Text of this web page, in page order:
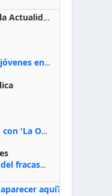
El Observador de la Actualidad
Papa León Xiv a los jóvenes en Asís, 6-8-2026: «De san Francisco aprendan la radicalidad evangélica: no los vuelve ciegos ni violentos, sino sensibles, atentos, siempre en el seguimiento de Jesús, humildes y acogiendo a todos»
Tres horas atrapado con 'La Odisea' de Nolan
Lo que aprendimos del fracaso al emprender
aquí?